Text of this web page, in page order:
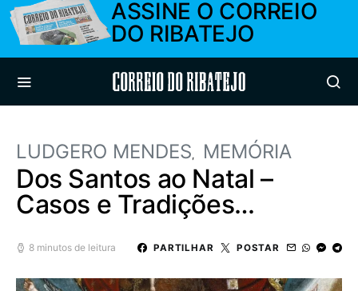
ASSINE O CORREIO
DO RIBATEJO
Correio do Ribatejo
LUDGERO MENDES MEMÓRIA
Dos Santos ao Natal –
Casos e Tradições…
8 minutos de leitura PARTILHAR POSTAR